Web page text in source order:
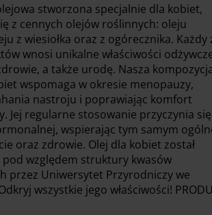
stworzona specjalnie dla kobiet,
z cennych olejów roślinnych: oleju
z wiesiołka oraz z ogórecznika. Każdy
wnosi unikalne właściwości
a także urodę. Nasza
wspomaga w okresie menopauzy,
nastroju i poprawiając komfort
Jej regularne stosowanie przyczynia
wspierając tym samym
oraz zdrowie. Olej dla kobiet został
względem struktury kwasów
przez Uniwersytet Przyrodniczy we
wszystkie jego właściwości!